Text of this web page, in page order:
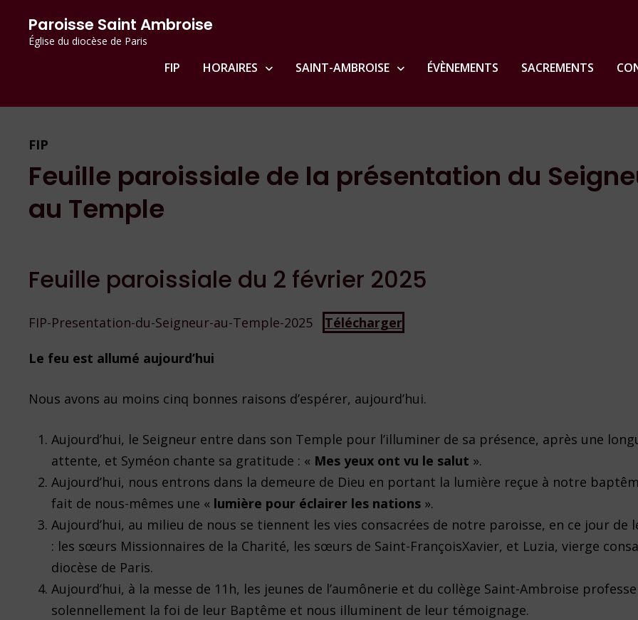
principal
contenu
Paroisse Saint Ambroise
Église du diocèse de Paris
FIP HORAIRES SAINT-AMBROISE ÉVÈNEMENTS SACREMENTS
FIP
Feuille paroissiale de la présentation du
au Temple
Feuille paroissiale du 2 février 2025
FIP-Presentation-du-Seigneur-au-Temple-2025 Télécharger
Le feu est allumé aujourd’hui
Nous avons au moins cinq bonnes raisons d’espérer, aujourd’hui.
Aujourd’hui, le Seigneur entre dans son Temple pour l’illuminer de sa présence, après une
attente, et Syméon chante sa gratitude : « Mes yeux ont vu le salut ».
Aujourd’hui, nous entrons dans la demeure de Dieu en portant la lumière reçue à notre
fait de nous-mêmes une « lumière pour éclairer les nations ».
Aujourd’hui, au milieu de nous se tiennent les vies consacrées de notre paroisse, en ce jour de
: les sœurs Missionnaires de la Charité, les sœurs de Saint-FrançoisXavier, et Luzia, vierge
diocèse de Paris.
Aujourd’hui, à la messe de 11h, les jeunes de l’aumônerie et du collège Saint-Ambroise
solennellement la foi de leur Baptême et nous illuminent de leur témoignage.